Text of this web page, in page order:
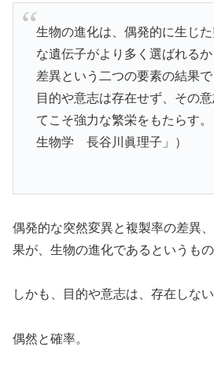
生物の進化は、偶発的に生じ
な遺伝子がより多く選ばれる
差異という二つの要素の結果
目的や意志は存在せず、その
てこそ強力な繁栄をもたらす
生物学 長谷川眞理子」）
偶発的な突然変異と複製率の差異
果が、生物の進化であるというもの
しかも、目的や意志は、存在しない
偶然と確率。